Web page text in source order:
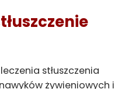
stłuszczenia
żywieniowych i